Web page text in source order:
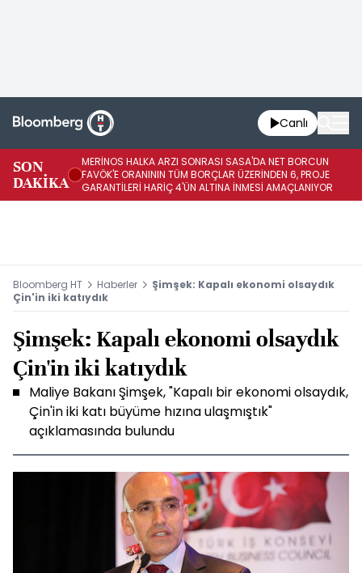
Canlı
SON
DAKİKA
MERİNOS HALKA ARZI SONRASI SASA'DA NET BORCUN
FAVÖK'E ORANININ TÜM BORÇLAR ÜZERİNDEN 6, PROJE
GARANTİLERİ HARİÇ 4'ÜN ALTINA İNMESİ AMAÇLANIYOR
Bloomberg HT Haberler
Şimşek: Kapalı ekonomi olsaydık
Çin'in iki katıydık
Şimşek: Kapalı ekonomi olsaydık
Çin'in iki katıydık
Maliye Bakanı Şimşek, "Kapalı bir ekonomi olsaydık,
Çin'in iki katı büyüme hızına ulaşmıştık"
açıklamasında bulundu